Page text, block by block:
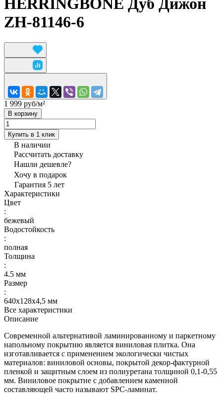
HERRINGBONE Дуб Дижон
ZH-81146-6
1 999 руб/м²
В корзину
Купить в 1 клик
В наличии
Рассчитать доставку
Нашли дешевле?
Хочу в подарок
Гарантия 5 лет
Характеристики
Цвет
:
бежевый
Водостойкость
:
полная
Толщина
:
4.5 мм
Размер
:
640х128х4,5 мм
Все характеристики
Описание
Современной альтернативой ламинированному и паркетному
напольному покрытию является виниловая плитка. Она
изготавливается с применением экологически чистых
материалов: виниловой основы, покрытой декор-фактурной
пленкой и защитным слоем из полиуретана толщиной 0,1-0,55
мм. Виниловое покрытие с добавлением каменной
составляющей часто называют SPC-ламинат.